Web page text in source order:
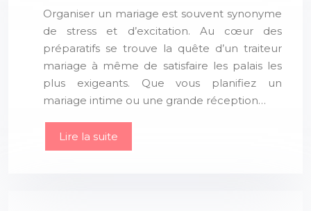
Organiser un mariage est souvent synonyme
de stress et d’excitation. Au cœur des
préparatifs se trouve la quête d’un traiteur
mariage à même de satisfaire les palais les
plus exigeants. Que vous planifiez un
mariage intime ou une grande réception…
Lire la suite